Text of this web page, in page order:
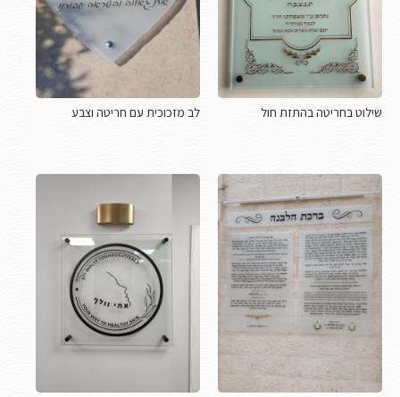
שילוט בחריטה בהתזת חול לב מזכוכית עם חריטה וצבע